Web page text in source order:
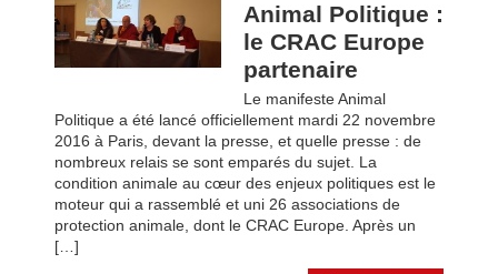
Animal Politique :
le CRAC Europe
partenaire
Le manifeste Animal
Politique a été lancé officiellement mardi 22 novembre
2016 à Paris, devant la presse, et quelle presse : de
nombreux relais se sont emparés du sujet. La
condition animale au cœur des enjeux politiques est le
moteur qui a rassemblé et uni 26 associations de
protection animale, dont le CRAC Europe. Après un
[…]